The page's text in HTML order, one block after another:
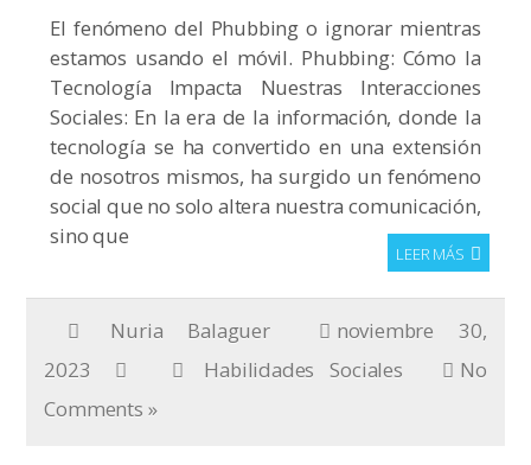
El fenómeno del Phubbing o ignorar mientras
estamos usando el móvil. Phubbing: Cómo la
Tecnología Impacta Nuestras Interacciones
Sociales: En la era de la información, donde la
tecnología se ha convertido en una extensión
de nosotros mismos, ha surgido un fenómeno
social que no solo altera nuestra comunicación,
sino que
LEER MÁS
Nuria Balaguer
noviembre 30,
2023
Habilidades Sociales
No
Comments »